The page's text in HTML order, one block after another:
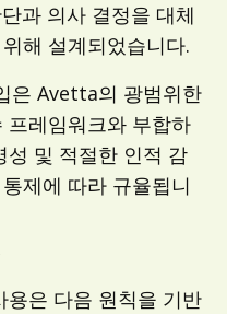
과 의사 결정을 대체
해 설계되었습니다.
은 Avetta의 광범위한
프레임워크와 부합하
성 및 적절한 인적 감
제에 따라 규율됩니
은 다음 원칙을 기반